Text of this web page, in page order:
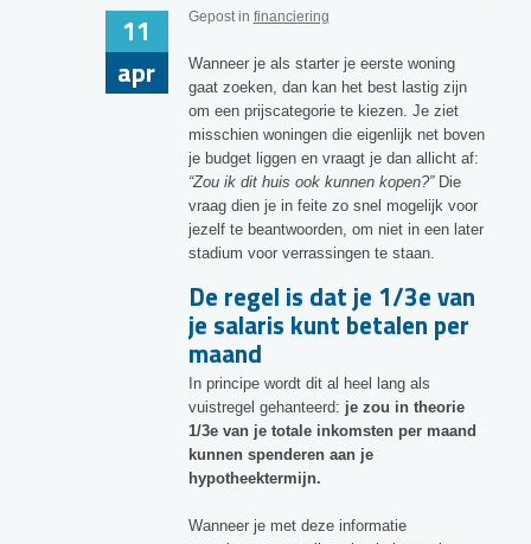
11
apr
Gepost in financiering
Wanneer je als starter je eerste woning
gaat zoeken, dan kan het best lastig zijn
om een prijscategorie te kiezen. Je ziet
misschien woningen die eigenlijk net boven
je budget liggen en vraagt je dan allicht af:
“Zou ik dit huis ook kunnen kopen?”Die
vraag dien je in feite zo snel mogelijk voor
jezelf te beantwoorden, om niet in een later
stadium voor verrassingen te staan.
De regel is dat je 1/3e van
je salaris kunt betalen per
maand
In principe wordt dit al heel lang als
vuistregel gehanteerd: je zou in theorie
1/3e van je totale inkomsten per maand
kunnen spenderen aan je
hypotheektermijn.
Wanneer je met deze informatie